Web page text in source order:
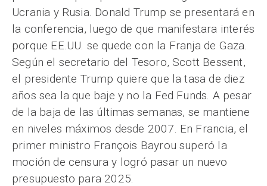
Ucrania y Rusia. Donald Trump se presentará en
la conferencia, luego de que manifestara interés
porque EE.UU. se quede con la Franja de Gaza.
Según el secretario del Tesoro, Scott Bessent,
el presidente Trump quiere que la tasa de diez
años sea la que baje y no la Fed Funds. A pesar
de la baja de las últimas semanas, se mantiene
en niveles máximos desde 2007. En Francia, el
primer ministro François Bayrou superó la
moción de censura y logró pasar un nuevo
presupuesto para 2025.